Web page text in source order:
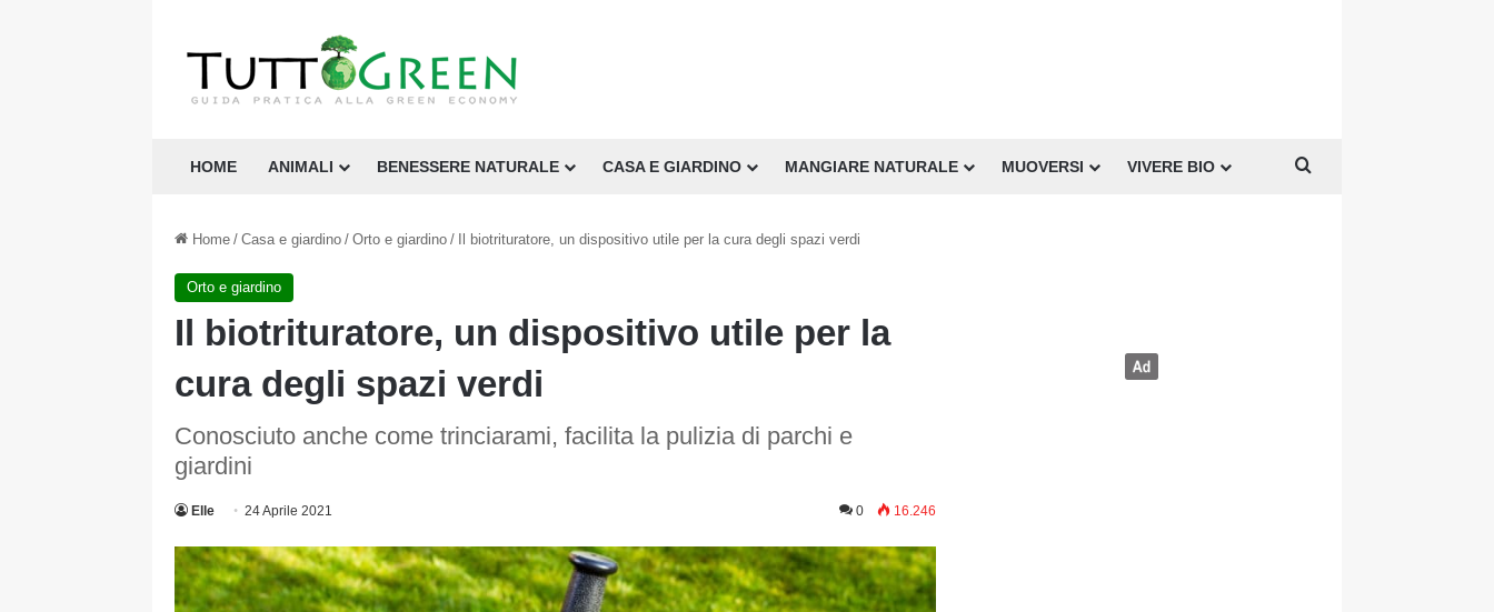
HOME ANIMALI BENESSERE NATURALE CASA E GIARDINO MANGIARE NATURALE MUOVERSI VIVERE BIO
Home / Casa e giardino / Orto e giardino / Il biotrituratore, un dispositivo utile per la cura degli spazi verdi
Orto e giardino
Il biotrituratore, un dispositivo utile per la
cura degli spazi verdi
Conosciuto anche come trinciarami, facilita la pulizia di parchi e
giardini
Elle 24 Aprile 2021 0 16.246